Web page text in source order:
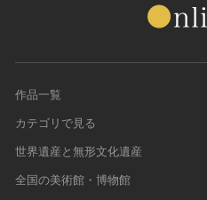
作品一覧
カテゴリで見る
世界遺産と無形文化遺産
全国の美術館・博物館